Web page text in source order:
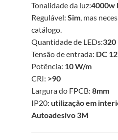
Tonalidade da luz:4000w
Regulável:Sim, mas
catálogo.
Quantidade de LEDs:320
Tensão de entrada: DC
Potência: 10 W/m
CRI: >90
Largura do FPCB:8mm
IP20: utilização em
Autoadesivo 3M